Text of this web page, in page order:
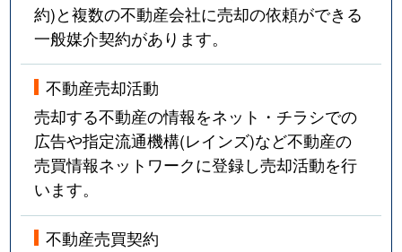
松代
5,200万円
つくば
松代
3,700万円
松代
4,100万円
松代
2,100万円
つくば
松代
4,100万円
つくば
松代
3,700万円
つくば
約)と複数の不動産会社に売却の依頼ができる
一般媒介契約があります。
不動産売却活動
売却する不動産の情報をネット・チラシでの
広告や指定流通機構(レインズ)など不動産の
売買情報ネットワークに登録し売却活動を行
います。
不動産売買契約